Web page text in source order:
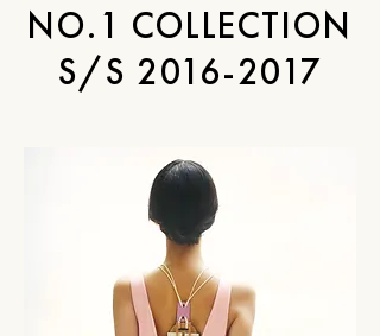
NO.1 COLLECTION
S/S 2016-2017